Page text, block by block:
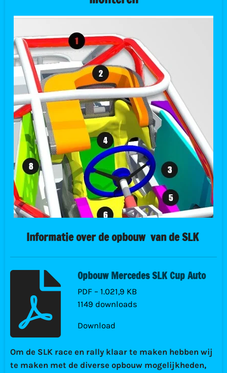
Informatie over de opbouw van de SLK
Opbouw Mercedes SLK Cup Auto
PDF – 1.021,9 KB
1149 downloads
Download
Om de SLK race en rally klaar te maken hebben wij
te maken met de diverse opbouw mogelijkheden,